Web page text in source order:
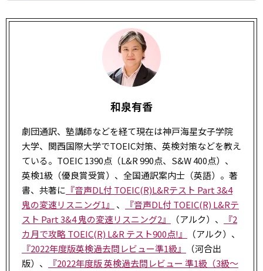
和泉有香
劇団通訳、塾講師などを経て現在は神戸海星女子学院
大学、関西国際大学でTOEIC対策、英検対策などを教え
ている。TOEIC 1390点（L&R 990点、S&W 400点）、
英検1級（優良賞受賞）、全国通訳案内士（英語）。著
書、共著に 『音声DL付 TOEIC(R)L&Rテスト Part 3&4
鬼の変速リスニング1』
、
『音声DL付 TOEIC(R) L&Rテ
スト Part 3&4 鬼の変速リスニング2』
（アルク）、
『2
カ月で攻略 TOEIC(R) L&R テスト900点!』
（アルク）、
『2022年度版英検過去問レビュー準1級』
（河合出
版）、
『2022年度版 英検過去問レビュー 準1級（3級～